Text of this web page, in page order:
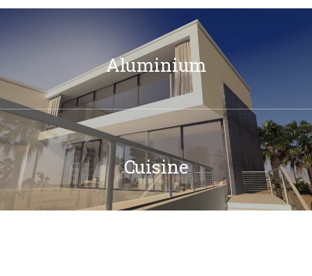
Aluminium
Découvrir
Cuisine
Découvrir